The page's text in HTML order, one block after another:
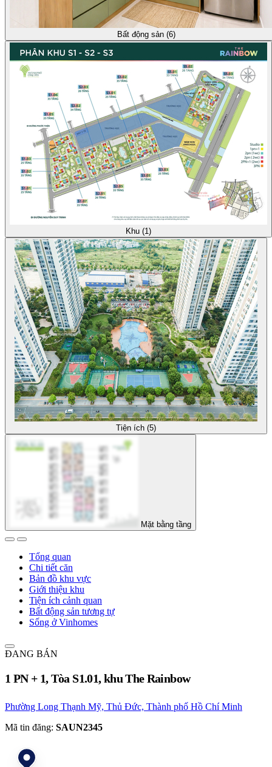
Bất động sản (6)
Khu (1)
Tiện ích (5)
Mặt bằng tầng
Tổng quan
Chi tiết căn
Bản đồ khu vực
Giới thiệu khu
Tiện ích cảnh quan
Bất động sản tương tự
Sống ở Vinhomes
ĐANG BÁN
1 PN + 1, Tòa S1.01, khu The Rainbow
Phường Long Thạnh Mỹ, Thủ Đức, Thành phố Hồ Chí Minh
Mã tin đăng: SAUN2345